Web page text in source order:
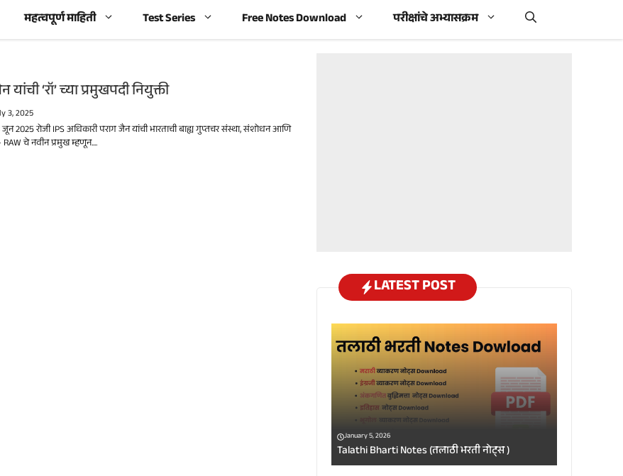
महत्वपूर्ण माहिती Test Series Free Notes Download परीक्षांचे अभ्यासक्रम
यांची ‘रॉ’ च्या प्रमुखपदी नियुक्ती
3, 2025
2025 रोजी IPS अधिकारी पराग जैन यांची भारताची बाह्य गुप्तचर संस्था, संशोधन आणि
चे नवीन प्रमुख म्हणून....
LATEST POST
January 5, 2026
Talathi Bharti Notes (तलाठी भरती नोट्स )